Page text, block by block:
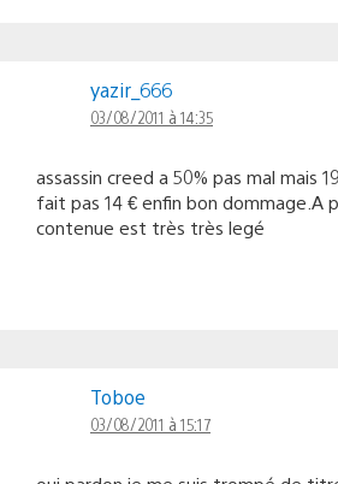
yazir_666
03/08/2011 à 14:35
assassin creed a 50% pas mal mais
fait pas 14 € enfin bon dommage.A
contenue est très très legé
Toboe
03/08/2011 à 15:17